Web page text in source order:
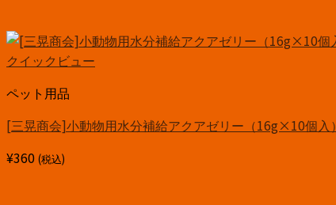
クイックビュー
ペット用品
[三晃商会]小動物用水分補給アクアゼリー（16g×10個入）
¥360 (税込)